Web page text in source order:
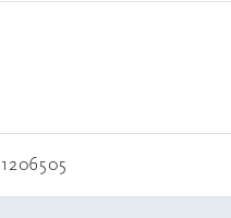
1206505